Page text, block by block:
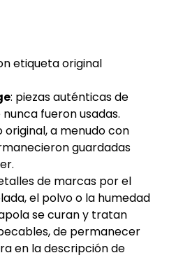
etiqueta original
: piezas auténticas de
fueron usadas.
original, a menudo con
guardadas
de marcas por el
el polvo o la humedad
se curan y tratan
de permanecer
en la descripción de